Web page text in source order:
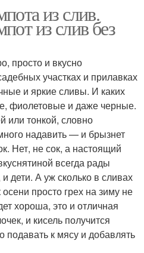
из слив.
из слив без
просто и вкусно
участках и прилавках
и яркие сливы. И каких
фиолетовые и даже черные.
или тонкой, словно
надавить — и брызнет
Нет, не сок, а настоящий
всегда рады
дети. А уж сколько в сливах
просто грех на зиму не
хороша, это и отличная
и кисель получится
к мясу и добавлять